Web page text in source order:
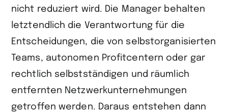
nicht reduziert wird. Die Manager behalten
letztendlich die Verantwortung für die
Entscheidungen, die von selbstorganisierten
Teams, autonomen Profitcentern oder gar
rechtlich selbstständigen und räumlich
entfernten Netzwerkunternehmungen
getroffen werden. Daraus entstehen dann